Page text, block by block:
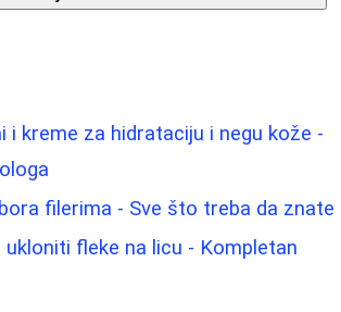
i kreme za hidrataciju i negu kože -
filerima - Sve što treba da znate
ukloniti fleke na licu - Kompletan